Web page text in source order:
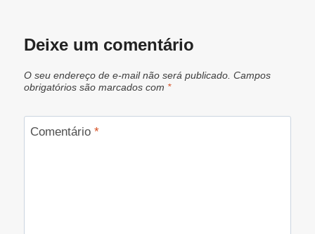
Deixe um comentário
O seu endereço de e-mail não será publicado. Campos
obrigatórios são marcados com *
Comentário *